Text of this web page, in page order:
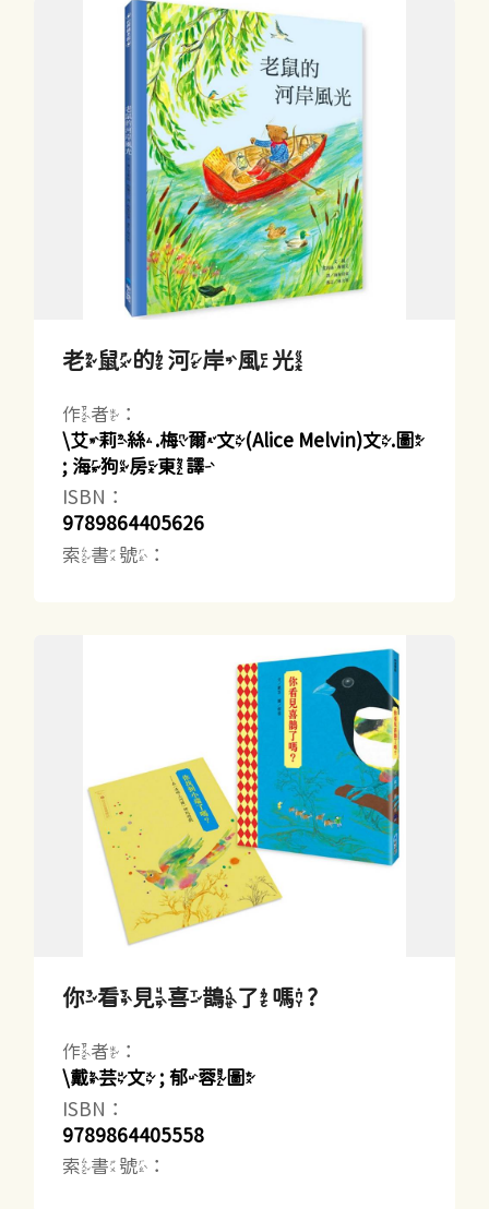
老鼠的河岸風光
作者：
\艾莉絲.梅爾文(Alice Melvin)文.圖
; 海狗房東譯
ISBN：
9789864405626
索書號：
你看見喜鵲了嗎?
作者：
\戴芸文 ; 郁蓉圖
ISBN：
9789864405558
索書號：